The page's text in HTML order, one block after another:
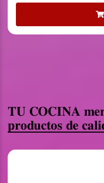
𝐓𝐔 𝐂𝐎𝐂𝐈𝐍𝐀
𝐩𝐫𝐨𝐝𝐮𝐜𝐭𝐨𝐬 𝐝𝐞